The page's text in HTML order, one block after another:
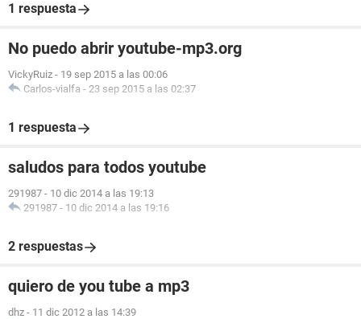
1 respuesta
No puedo abrir youtube-mp3.org
VickyRuiz - 19 sep 2015 a las 00:06
Carlos-vialfa - 23 sep 2015 a las 02:37
1 respuesta
saludos para todos youtube
291987 - 10 dic 2014 a las 19:13
291987 - 10 dic 2014 a las 19:16
2 respuestas
quiero de you tube a mp3
dhz - 11 dic 2012 a las 14:39